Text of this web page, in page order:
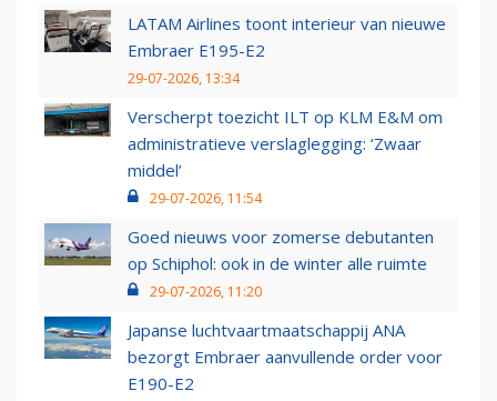
LATAM Airlines toont interieur van nieuwe
Embraer E195-E2
29-07-2026, 13:34
Verscherpt toezicht ILT op KLM E&M om
administratieve verslaglegging: ‘Zwaar
middel’
29-07-2026, 11:54
Goed nieuws voor zomerse debutanten
op Schiphol: ook in de winter alle ruimte
29-07-2026, 11:20
Japanse luchtvaartmaatschappij ANA
bezorgt Embraer aanvullende order voor
E190-E2